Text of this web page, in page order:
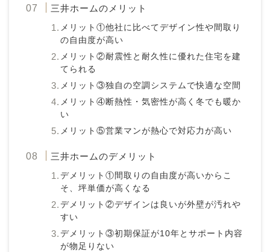
三井ホームのメリット
メリット①他社に比べてデザイン性や間取り
の自由度が高い
メリット②耐震性と耐久性に優れた住宅を建
てられる
メリット③独自の空調システムで快適な空間
メリット④断熱性・気密性が高く冬でも暖か
い
メリット⑤営業マンが熱心で対応力が高い
三井ホームのデメリット
デメリット①間取りの自由度が高いからこ
そ、坪単価が高くなる
デメリット②デザインは良いが外壁が汚れや
すい
デメリット③初期保証が10年とサポート内容
が物足りない